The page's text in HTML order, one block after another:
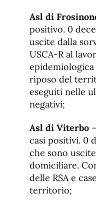
Asl di
positivo. 0
uscite dalla
USCA-R al
epidemiologica
riposo del
eseguiti nelle
negativi;
Asl di Viterbo
casi positivi. 0
che sono
domiciliare.
delle RSA e
territorio;